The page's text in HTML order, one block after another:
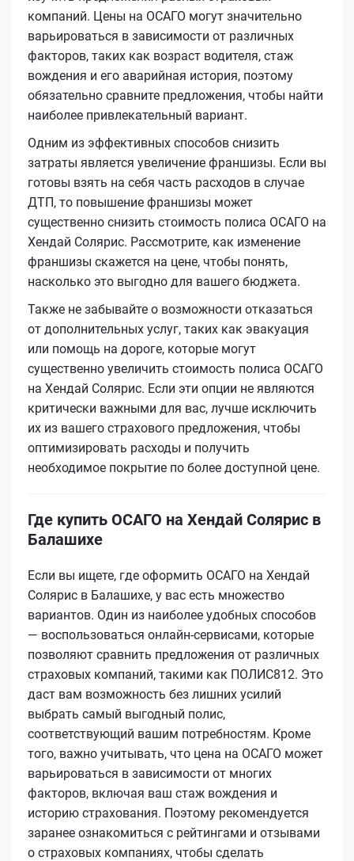
компаний. Цены на ОСАГО могут значительно
варьироваться в зависимости от различных
факторов, таких как возраст водителя, стаж
вождения и его аварийная история, поэтому
обязательно сравните предложения, чтобы найти
наиболее привлекательный вариант.
Одним из эффективных способов снизить
затраты является увеличение франшизы. Если вы
готовы взять на себя часть расходов в случае
ДТП, то повышение франшизы может
существенно снизить стоимость полиса ОСАГО на
Хендай Солярис. Рассмотрите, как изменение
франшизы скажется на цене, чтобы понять,
насколько это выгодно для вашего бюджета.
Также не забывайте о возможности отказаться
от дополнительных услуг, таких как эвакуация
или помощь на дороге, которые могут
существенно увеличить стоимость полиса ОСАГО
на Хендай Солярис. Если эти опции не являются
критически важными для вас, лучше исключить
их из вашего страхового предложения, чтобы
оптимизировать расходы и получить
необходимое покрытие по более доступной цене.
Где купить ОСАГО на Хендай Солярис в
Балашихе
Если вы ищете, где оформить ОСАГО на Хендай
Солярис в Балашихе, у вас есть множество
вариантов. Один из наиболее удобных способов
— воспользоваться онлайн-сервисами, которые
позволяют сравнить предложения от различных
страховых компаний, такими как ПОЛИС812. Это
даст вам возможность без лишних усилий
выбрать самый выгодный полис,
соответствующий вашим потребностям. Кроме
того, важно учитывать, что цена на ОСАГО может
варьироваться в зависимости от многих
факторов, включая ваш стаж вождения и
историю страхования. Поэтому рекомендуется
заранее ознакомиться с рейтингами и отзывами
о страховых компаниях, чтобы сделать